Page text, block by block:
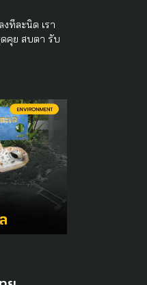
ทีละนิด เรา
คุย สบตา รับ